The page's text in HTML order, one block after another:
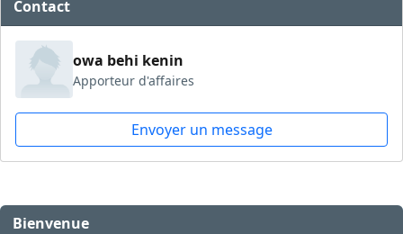
Contact
owa behi kenin
Apporteur d'affaires
Envoyer un message
Bienvenue